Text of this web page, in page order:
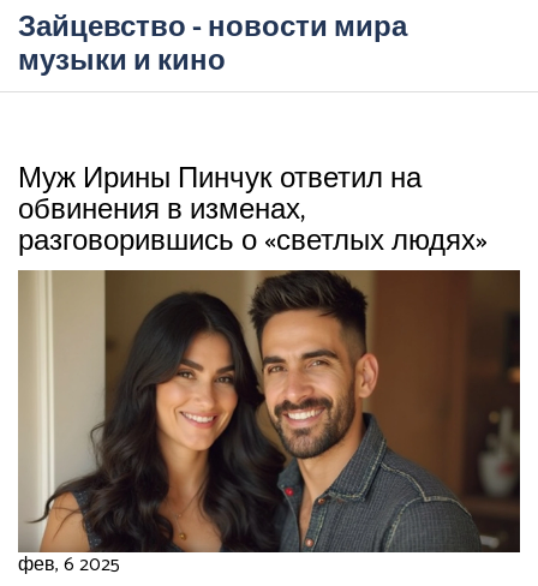
Зайцевство - новости мира
музыки и кино
Муж Ирины Пинчук ответил на
обвинения в изменах,
разговорившись о «светлых людях»
фев, 6 2025